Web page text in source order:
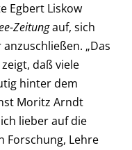
Egbert Liskow
Zeitungauf, sich
„Das
daß viele
hinter dem
Moritz Arndt
lieber auf die
Forschung, Lehre